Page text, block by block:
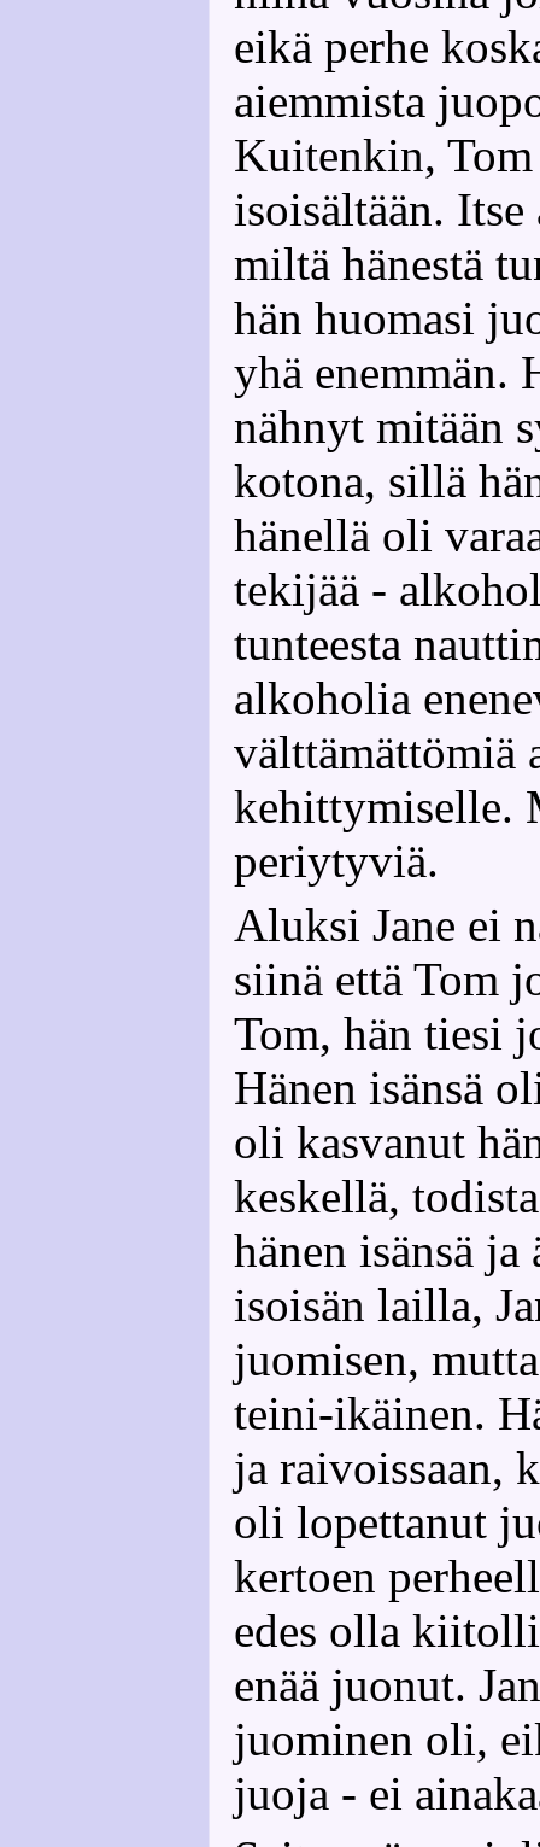
eikä perhe
aiemmista
Kuitenkin,
isoisältään.
miltä hänestä
hän huomasi
yhä enemmän.
nähnyt mitään
kotona, sillä
hänellä oli
tekijää -
tunteesta
alkoholia
välttämättömiä
kehittymiselle.
periytyviä.
Aluksi Jane ei
siinä että Tom
Tom, hän tiesi
Hänen isänsä
oli kasvanut
keskellä,
hänen isänsä
isoisän lailla,
juomisen,
teini-ikäinen.
ja raivoissaan,
oli lopettanut
kertoen
edes olla
enää juonut.
juominen oli,
juoja - ei